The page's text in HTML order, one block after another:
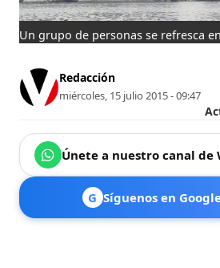
Un grupo de personas se refresca
Redacción
miércoles, 15 julio 2015 - 09:47
Únete a nuestro canal de
G Síguenos en